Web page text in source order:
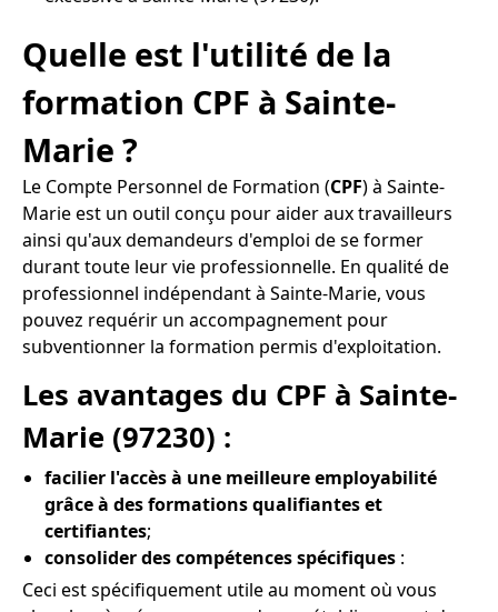
Quelle est l'utilité de la
formation CPF à Sainte-
Marie ?
Le Compte Personnel de Formation (CPF) à Sainte-
Marie est un outil conçu pour aider aux travailleurs
ainsi qu'aux demandeurs d'emploi de se former
durant toute leur vie professionnelle. En qualité de
professionnel indépendant à Sainte-Marie, vous
pouvez requérir un accompagnement pour
subventionner la formation permis d'exploitation.
Les avantages du CPF à Sainte-
Marie (97230) :
facilier l'accès à une meilleure employabilité
grâce à des formations qualifiantes et
certifiantes;
consolider des compétences spécifiques :
Ceci est spécifiquement utile au moment où vous